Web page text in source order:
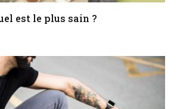
est le plus sain ?